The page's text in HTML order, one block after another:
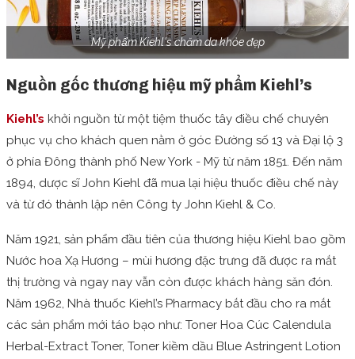
Mỹ phẩm Kiehl's chăm da khỏe đẹp
Nguồn gốc thương hiệu mỹ phẩm Kiehl’s
Kiehl’s khởi nguồn từ một tiệm thuốc tây điều chế chuyên
phục vụ cho khách quen nằm ở góc Đường số 13 và Đại lộ 3
ở phía Đông thành phố New York - Mỹ từ năm 1851. Đến năm
1894, dược sĩ John Kiehl đã mua lại hiệu thuốc điều chế này
và từ đó thành lập nên Công ty John Kiehl & Co.
Năm 1921, sản phẩm đầu tiên của thương hiệu Kiehl bao gồm
Nước hoa Xạ Hương – mùi hương đặc trưng đã được ra mắt
thị trường và ngay nay vẫn còn được khách hàng săn đón.
Năm 1962, Nhà thuốc Kiehl’s Pharmacy bắt đầu cho ra mắt
các sản phẩm mới táo bạo như: Toner Hoa Cúc Calendula
Herbal-Extract Toner, Toner kiềm dầu Blue Astringent Lotion